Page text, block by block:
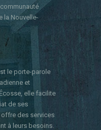
la Nouvelle-
le porte-parole
et
elle facilite
de ses
des services
à leurs besoins.